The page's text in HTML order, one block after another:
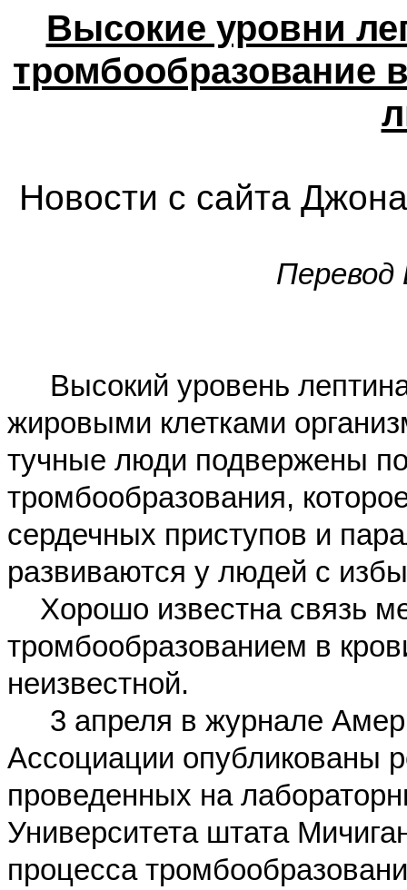
Высокие уровни
тромбообразование
Новости с сайта
Перевод
Высокий уровень
жировыми клетками
тучные люди подвержены
тромбообразования,
сердечных приступов и
развиваются у людей с
Хорошо известна связь
тромбообразованием в
неизвестной.
3 апреля в журнале
Ассоциации опубликованы
проведенных на
Университета штата
процесса